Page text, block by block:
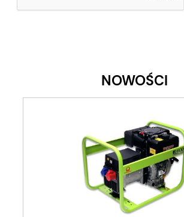
NOWOŚCI